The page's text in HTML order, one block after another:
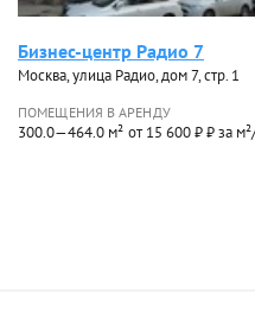
Бизнес-центр Радио 7
Москва, улица Радио, дом 7, стр. 1
ПОМЕЩЕНИЯ В АРЕНДУ
300.0—464.0 м² от 15 600 ₽ ₽ за